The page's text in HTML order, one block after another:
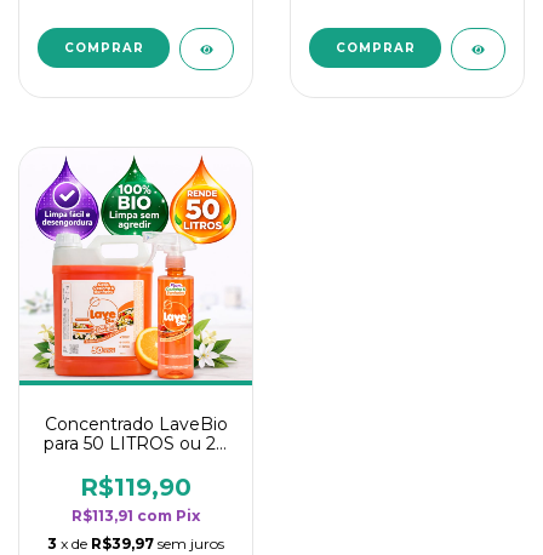
Concentrado LaveBio
para 50 LITROS ou 20
rendimento da
categoria - Flor de
Laranjeira
R$119,90
R$113,91 com Pix
3 x de R$39,97 sem juros